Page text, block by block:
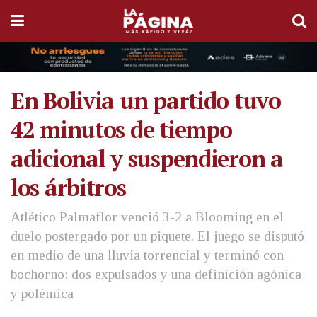
En Bolivia un partido tuvo
42 minutos de tiempo
adicional y suspendieron a
los árbitros
Atlético Palmaflor venció 3-2 a Blooming en el
duelo postergado por un piquete. El juego se disputó
en medio de una lluvia torrencial y terminó con
bochorno: dos expulsados y una definición agónica
y polémica